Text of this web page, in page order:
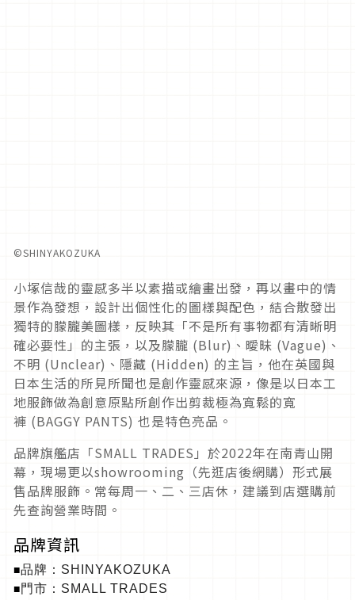
©︎SHINYAKOZUKA
小塚信哉的靈感多半以素描或繪畫出發，再以畫中的情
景作為發想， 設計出個性化的圖樣與配色，結合散發出
獨特的朦朧美圖樣， 反映其「不是所有事物都有清晰明
確必要性」的主張，以及朦朧 (Blur) 、曖昧 (Vague) 、
不明 (Unclear) 、隱藏 (Hidden) 的主旨，他在英國與
日本生活的所見所聞也是創作靈感來源， 像是以日本工
地服飾做為創意原點所創作出剪裁極為寬鬆的寬
褲 (BAGGY PANTS) 也是特色亮品。
品牌旗艦店「SMALL TRADES 」於2022年在南青山開
幕，現場更以showrooming （先逛店後網購）形式展
售品牌服飾。常每周一、二、 三店休，建議到店選購前
先查詢營業時間。
品牌資訊
■品牌： SHINYAKOZUKA
■門市： SMALL TRADES